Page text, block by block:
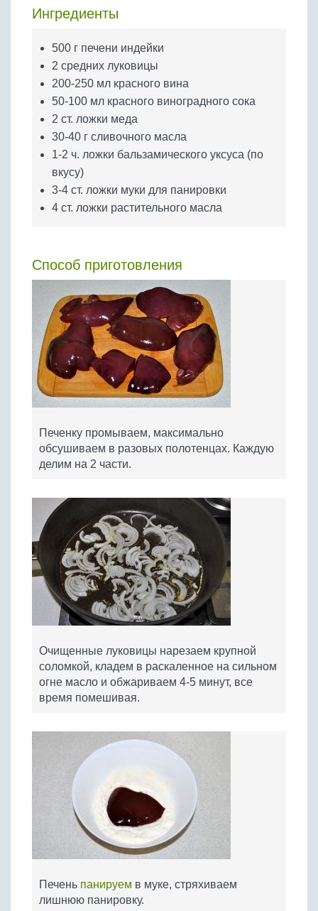
Крупы
Ингредиенты
500 г печени индейки
2 средних луковицы
200-250 мл красного вина
50-100 мл красного виноградного сока
2 ст. ложки меда
30-40 г сливочного масла
1-2 ч. ложки бальзамического уксуса (по
вкусу)
3-4 ст. ложки муки для панировки
4 ст. ложки растительного масла
Способ приготовления
Печенку промываем, максимально
обсушиваем в разовых полотенцах. Каждую
делим на 2 части.
Очищенные луковицы нарезаем крупной
соломкой, кладем в раскаленное на сильном
огне масло и обжариваем 4-5 минут, все
время помешивая.
Печень панируем в муке, стряхиваем
лишнюю панировку.